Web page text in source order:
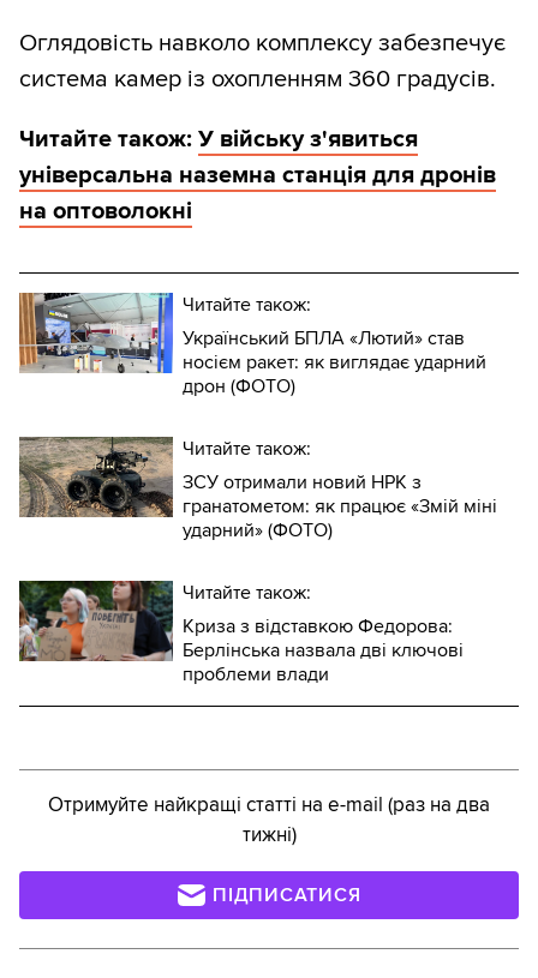
Оглядовість навколо комплексу забезпечує
система камер із охопленням 360 градусів.
Читайте також: У війську з'явиться
універсальна наземна станція для дронів
на оптоволокні
Читайте також:
Український БПЛА «Лютий» став
носієм ракет: як виглядає ударний
дрон (ФОТО)
Читайте також:
ЗСУ отримали новий НРК з
гранатометом: як працює «Змій міні
ударний» (ФОТО)
Читайте також:
Криза з відставкою Федорова:
Берлінська назвала дві ключові
проблеми влади
Отримуйте найкращі статті на e-mail (раз на два
тижні)
ПІДПИСАТИСЯ